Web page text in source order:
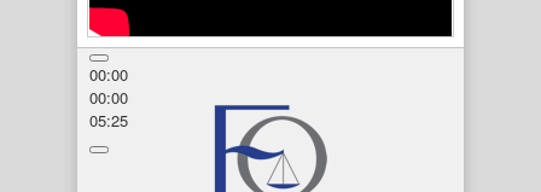
00:00
00:00
05:25